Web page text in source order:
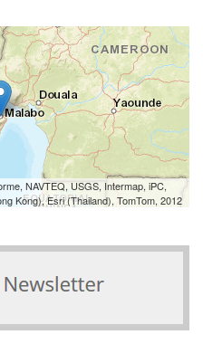
NAVTEQ, USGS, Intermap, iPC,
Kong), Esri (Thailand), TomTom, 2012